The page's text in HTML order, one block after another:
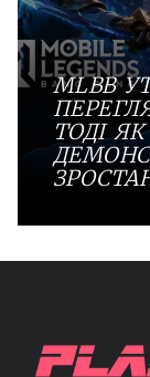
MLBB
ТОДІ ЯК